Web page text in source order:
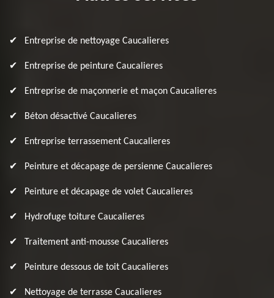
Entreprise de nettoyage Caucalieres
Entreprise de peinture Caucalieres
Entreprise de maçonnerie et maçon Caucalieres
Béton désactivé Caucalieres
Entreprise terrassement Caucalieres
Peinture et décapage de persienne Caucalieres
Peinture et décapage de volet Caucalieres
Hydrofuge toiture Caucalieres
Traitement anti-mousse Caucalieres
Peinture dessous de toit Caucalieres
Nettoyage de terrasse Caucalieres